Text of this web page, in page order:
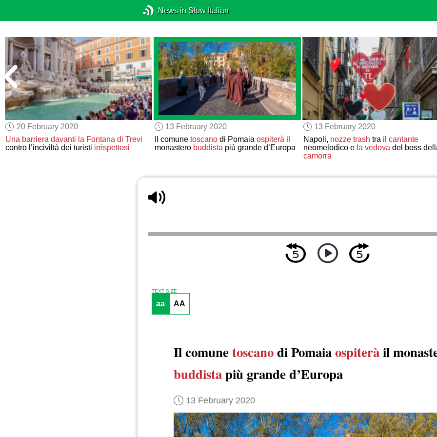
News in Slow Italian
20 February 2020
Una barriera davanti la Fontana di Trevi
contro l’inciviltà dei turisti irrispettosi
13 February 2020
Il comune toscanodi Pomaia ospiteràil
monastero buddistapiù grande d’Europa
13 February 2020
Napoli, nozze trash tra il cantante
neomelodico e la vedovadel boss
camorra
TEXT SIZE
aa AA
Il comunetoscanodi Pomaiaospiteràil
buddistapiù grande d’Europa
13 February 2020